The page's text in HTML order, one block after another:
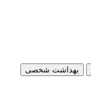
بهداشت شخصی